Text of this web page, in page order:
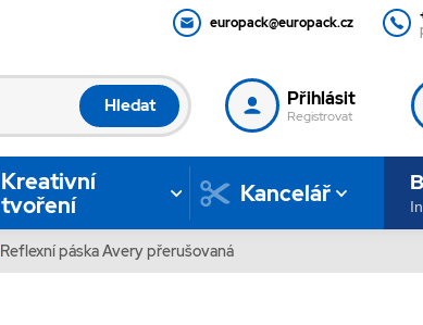
europack@europack.cz
Hledat Přihlásit
Registrovat
Kreativní
tvoření
Kancelář
Reflexní páska Avery přerušovaná